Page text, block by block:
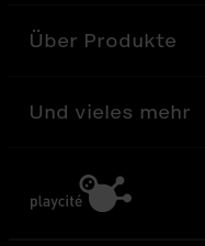
Über Produkte
Und vieles mehr